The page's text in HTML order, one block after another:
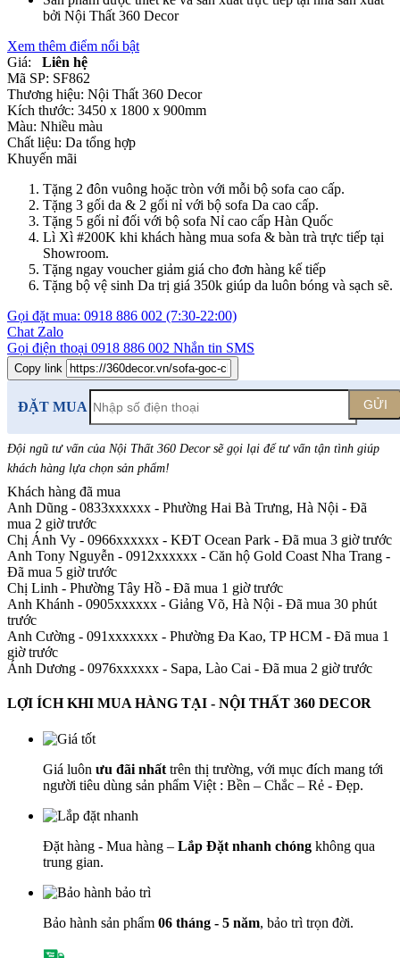
bởi Nội Thất 360 Decor
Xem thêm điểm nổi bật
Giá:
Liên hệ
Mã SP: SF862
Thương hiệu: Nội Thất 360 Decor
Kích thước: 3450 x 1800 x 900mm
Màu: Nhiều màu
Chất liệu: Da tổng hợp
Khuyến mãi
Tặng 2 đôn vuông hoặc tròn với mỗi bộ sofa cao cấp.
Tặng 3 gối da & 2 gối nỉ với bộ sofa Da cao cấp.
Tặng 5 gối nỉ đối với bộ sofa Nỉ cao cấp Hàn Quốc
Lì Xì #200K khi khách hàng mua sofa & bàn trà trực tiếp tại
Showroom.
Tặng ngay voucher giảm giá cho đơn hàng kế tiếp
Tặng bộ vệ sinh Da trị giá 350k giúp da luôn bóng và sạch sẽ.
Gọi đặt mua: 0918 886 002 (7:30-22:00)
Chat Zalo
Gọi điện thoại 0918 886 002 Nhắn tin SMS
Copy link
ĐẶT MUA GỬI
Đội ngũ tư vấn của Nội Thất 360 Decor sẽ gọi lại để tư vấn tận tình giúp
khách hàng lựa chọn sản phẩm!
Khách hàng đã mua
Anh Dũng - 0833xxxxxx - Phường Hai Bà Trưng, Hà Nội - Đã
mua 2 giờ trước
Chị Ánh Vy - 0966xxxxxx - KĐT Ocean Park - Đã mua 3 giờ trước
Anh Tony Nguyễn - 0912xxxxxx - Căn hộ Gold Coast Nha Trang -
Đã mua 5 giờ trước
Chị Linh - Phường Tây Hồ - Đã mua 1 giờ trước
Anh Khánh - 0905xxxxxx - Giảng Võ, Hà Nội - Đã mua 30 phút
trước
Anh Cường - 091xxxxxxx - Phường Đa Kao, TP HCM - Đã mua 1
giờ trước
Ánh Dương - 0976xxxxxx - Sapa, Lào Cai - Đã mua 2 giờ trước
LỢI ÍCH KHI MUA HÀNG TẠI - NỘI THẤT 360 DECOR
Giá luôn ưu đãi nhất trên thị trường, với mục đích mang tới
người tiêu dùng sản phẩm Việt : Bền – Chắc – Rẻ - Đẹp.
Đặt hàng - Mua hàng – Lắp Đặt nhanh chóng không qua
trung gian.
Bảo hành sản phẩm 06 tháng - 5 năm, bảo trì trọn đời.